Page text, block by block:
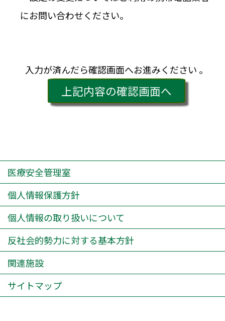
にお問い合わせください。
入力が済んだら確認画面へお進みください 。
医療安全管理室
個人情報保護方針
個人情報の取り扱いについて
反社会的勢力に対する基本方針
関連施設
サイトマップ